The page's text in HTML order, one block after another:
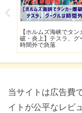
【ホルムズ海峡でタン
破・炎上】テスラ、グ
時間外で急落
当サイトは広告費
イトが公平なレビ